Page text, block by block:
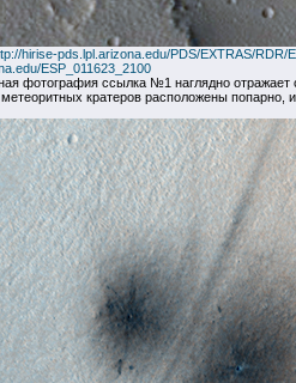
hirise-pds.lpl.arizona.edu/PDS/EXTRAS/RDR/
ESP_011623_2100
фотография ссылка №1 наглядно
кратеров расположены